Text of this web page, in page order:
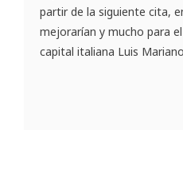
partir de la siguiente cita,
mejorarían y mucho para
capital italiana Luis